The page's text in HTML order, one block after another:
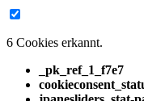
6 Cookies erkannt.
_pk_ref_1_f7e7